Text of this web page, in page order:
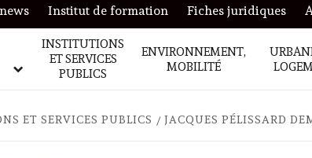
news Institut de formation Fiches juridiques
INSTITUTIONS
ET SERVICES
PUBLICS
ENVIRONNEMENT,
MOBILITÉ
ET SERVICES PUBLICS JACQUES PÉLISSARD